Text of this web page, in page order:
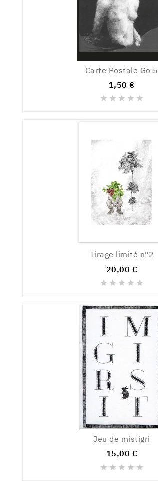
Carte Postale Go 5
1,50 €
    
Tirage limité n°2
20,00 €
    
Jeu de mistigri
15,00 €
    